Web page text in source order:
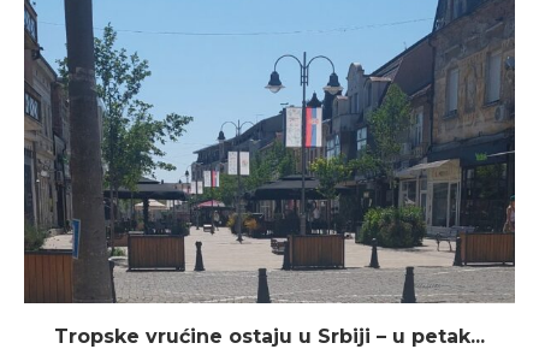
Tropske vrućine ostaju u Srbiji – u petak...